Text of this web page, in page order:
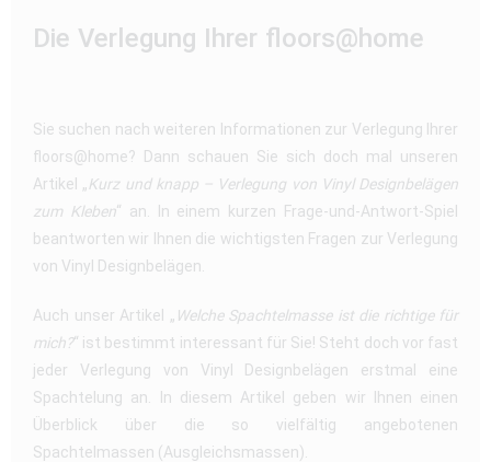
Die Verlegung Ihrer floors@home
Sie suchen nach weiteren Informationen zur Verlegung Ihrer
floors@home? Dann schauen Sie sich doch mal unseren
Artikel „Kurz und knapp – Verlegung von Vinyl Designbelägen
zum Kleben“ an. In einem kurzen Frage-und-Antwort-Spiel
beantworten wir Ihnen die wichtigsten Fragen zur Verlegung
von Vinyl Designbelägen.
Auch unser Artikel „ Welche Spachtelmasse ist die richtige für
mich?“ ist bestimmt interessant für Sie! Steht doch vor fast
jeder Verlegung von Vinyl Designbelägen erstmal eine
Spachtelung an. In diesem Artikel geben wir Ihnen einen
Überblick über die so vielfältig angebotenen
Spachtelmassen (Ausgleichsmassen).